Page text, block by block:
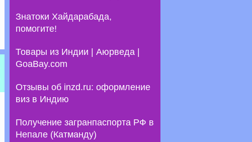
Знатоки Хайдарабада,
помогите!
Товары из Индии | Аюрведа |
GoaBay.com
Отзывы об inzd.ru: оформление
виз в Индию
Получение загранпаспорта РФ в
Непале (Катманду)